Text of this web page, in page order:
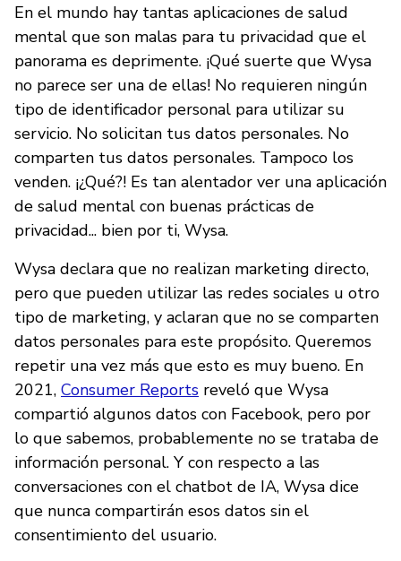
En el mundo hay tantas aplicaciones de salud
mental que son malas para tu privacidad que el
panorama es deprimente. ¡Qué suerte que Wysa
no parece ser una de ellas! No requieren ningún
tipo de identificador personal para utilizar su
servicio. No solicitan tus datos personales. No
comparten tus datos personales. Tampoco los
venden. ¡¿Qué?! Es tan alentador ver una aplicación
de salud mental con buenas prácticas de
privacidad... bien por ti, Wysa.
Wysa declara que no realizan marketing directo,
pero que pueden utilizar las redes sociales u otro
tipo de marketing, y aclaran que no se comparten
datos personales para este propósito. Queremos
repetir una vez más que esto es muy bueno. En
2021, Consumer Reports reveló que Wysa
compartió algunos datos con Facebook, pero por
lo que sabemos, probablemente no se trataba de
información personal. Y con respecto a las
conversaciones con el chatbot de IA, Wysa dice
que nunca compartirán esos datos sin el
consentimiento del usuario.